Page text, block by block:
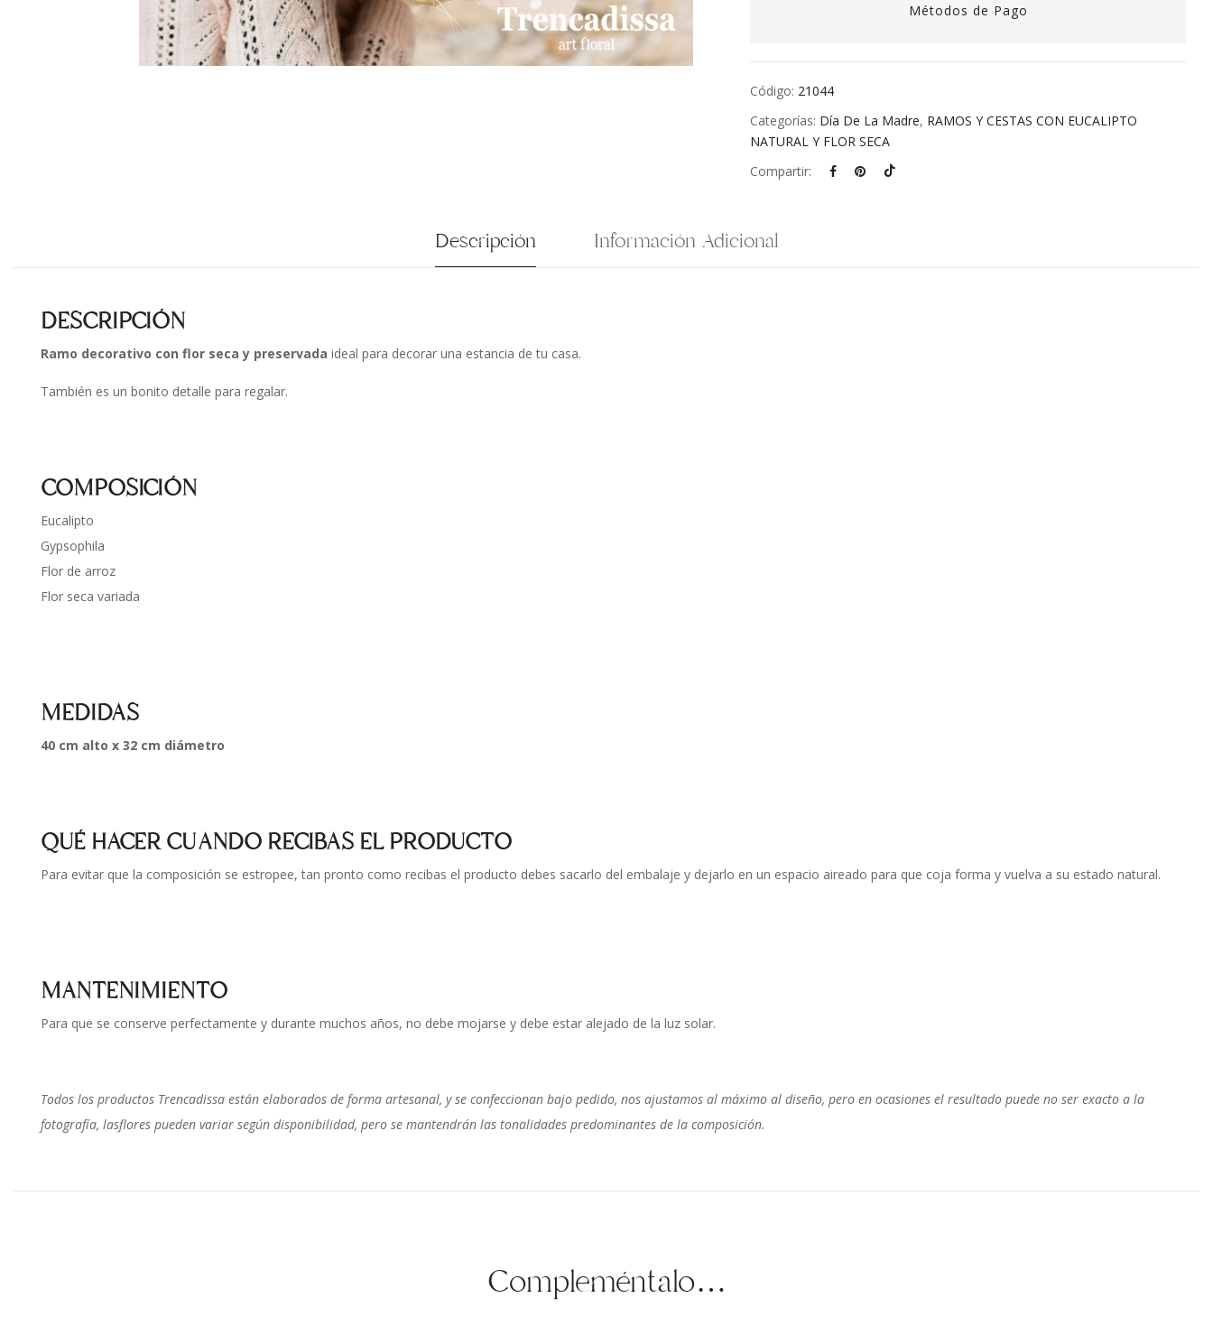
Métodos de Pago
Código: 21044
Categorías: Día De La Madre, RAMOS Y CESTAS CON EUCALIPTO
NATURAL Y FLOR SECA
Compartir:
Descripción Información Adicional
DESCRIPCIÓN
Ramo decorativo con flor seca y preservada ideal para decorar una estancia de tu casa.
También es un bonito detalle para regalar.
COMPOSICIÓN
Eucalipto
Gypsophila
Flor de arroz
Flor seca variada
MEDIDAS
40 cm alto x 32 cm diámetro
QUÉ HACER CUANDO RECIBAS EL PRODUCTO
Para evitar que la composición se estropee, tan pronto como recibas el producto debes sacarlo del embalaje y dejarlo en un espacio aireado para que coja forma y vuelva a su estado natural.
MANTENIMIENTO
Para que se conserve perfectamente y durante muchos años, no debe mojarse y debe estar alejado de la luz solar.
Todos los productos Trencadissa están elaborados de forma artesanal, y se confeccionan bajo pedido, nos ajustamos al máximo al diseño, pero en ocasiones el resultado puede no ser exacto a la
fotografía, lasflores pueden variar según disponibilidad, pero se mantendrán las tonalidades predominantes de la composición.
Compleméntalo…